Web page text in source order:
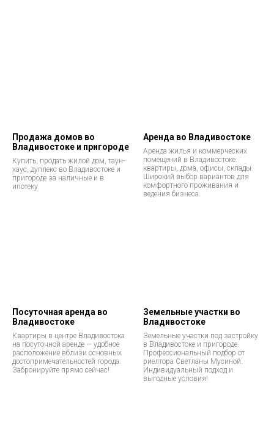
Продажа домов во
Владивостоке и пригороде
Купить, продать жилой дом, таун-
хаус, дуплекс во Владивостоке и
пригороде за наличные и в
ипотеку
Аренда во Владивостоке
Аренда жилья и коммерческих
помещений в Владивостоке:
квартиры, дома, офисы, склады.
Широкий выбор вариантов для
комфортного проживания и
ведения бизнеса.
Посуточная аренда во
Владивостоке
Квартиры в центре Владивостока
на посуточной аренде — удобное
расположение вблизи основных
достопримечательностей города.
Забронируйте прямо сейчас!
Земельные участки во
Владивостоке
Земельные участки под застройку
в Владивостоке и пригороде.
Профессиональный подбор от
риелтора Светланы Мусиной.
Индивидуальный подход и
выгодные условия!